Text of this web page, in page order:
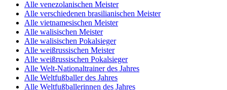
Alle venezolanischen Meister
Alle verschiedenen brasilianischen Meister
Alle vietnamesischen Meister
Alle walisischen Meister
Alle walisischen Pokalsieger
Alle weißrussischen Meister
Alle weißrussischen Pokalsieger
Alle Welt-Nationaltrainer des Jahres
Alle Weltfußballer des Jahres
Alle Weltfußballerinnen des Jahres